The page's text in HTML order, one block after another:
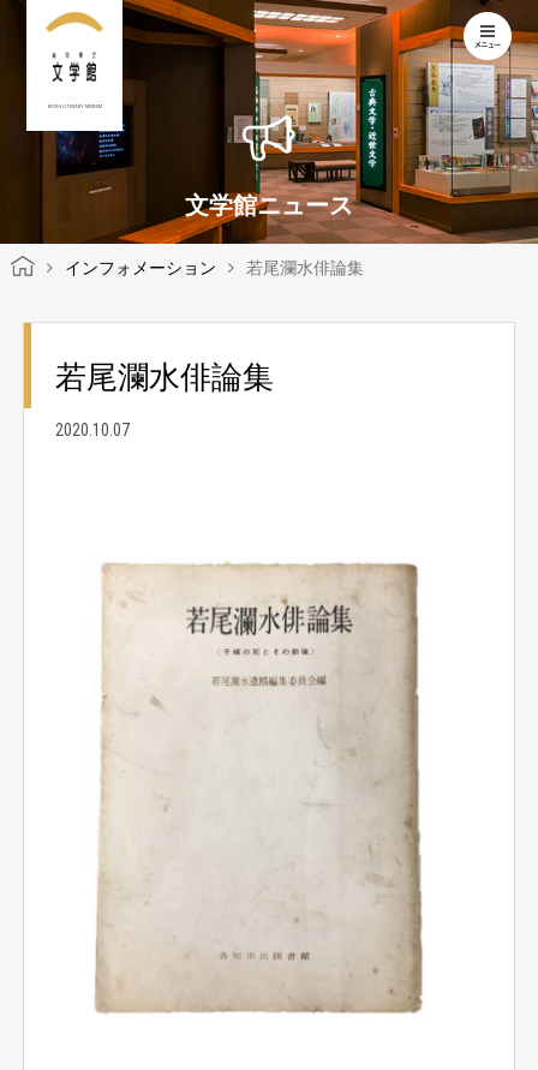
KOCHI LITERARY MUSEUM
文学館ニュース
インフォメーション 若尾瀾水俳論集
若尾瀾水俳論集
2020.10.07